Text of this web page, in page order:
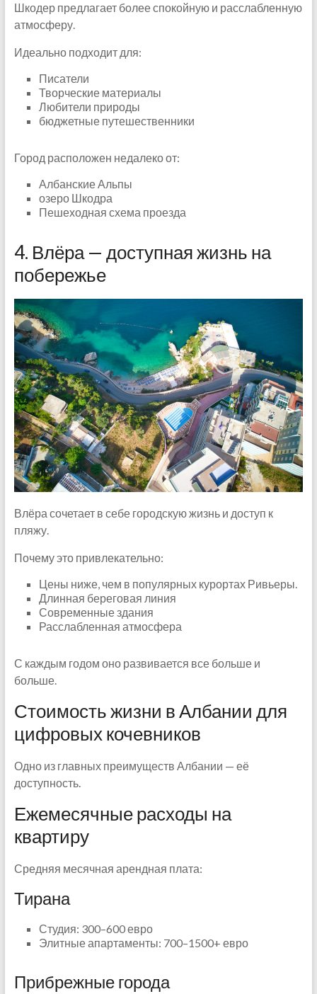
Шкодер предлагает более спокойную и расслабленную
атмосферу.
Идеально подходит для:
Писатели
Творческие материалы
Любители природы
бюджетные путешественники
Город расположен недалеко от:
Албанские Альпы
озеро Шкодра
Пешеходная схема проезда
4. Влёра — доступная жизнь на
побережье
Влёра сочетает в себе городскую жизнь и доступ к
пляжу.
Почему это привлекательно:
Цены ниже, чем в популярных курортах Ривьеры.
Длинная береговая линия
Современные здания
Расслабленная атмосфера
С каждым годом оно развивается все больше и
больше.
Стоимость жизни в Албании для
цифровых кочевников
Одно из главных преимуществ Албании — её
доступность.
Ежемесячные расходы на
квартиру
Средняя месячная арендная плата:
Тирана
Студия: 300–600 евро
Элитные апартаменты: 700–1500+ евро
Прибрежные города